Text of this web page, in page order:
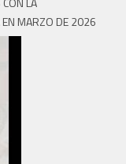
EN MARZO DE 2026